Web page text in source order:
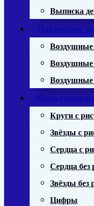
Выписка
Латексные
Круги с
Звёзды с
Сердца с
Сердца без
Звёзды без
Цифры